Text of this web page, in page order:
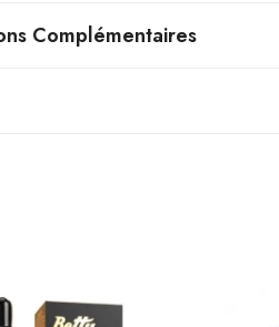
Complémentaires